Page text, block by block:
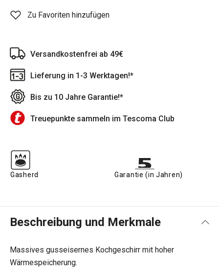
Zu Favoriten hinzufügen
Versandkostenfrei ab 49€
Lieferung in 1-3 Werktagen!*
Bis zu 10 Jahre Garantie!*
Treuepunkte sammeln im Tescoma Club
Gasherd Garantie (in Jahren)
Beschreibung und Merkmale
Massives gusseisernes Kochgeschirr mit hoher
Wärmespeicherung.